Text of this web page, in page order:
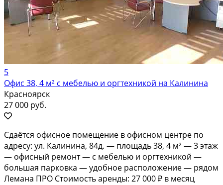
5
Офис 38, 4 м² с мебелью и оргтехникой на Калинина
Красноярск
27 000 руб.
Сдаётся офисное помещение в офисном центре по
адресу: ул. Калинина, 84д. — площадь 38, 4 м² — 3 этаж
— офисный ремонт — с мебелью и оргтехникой —
большая парковка — удобное расположение — рядом
Лемана ПРО Стоимость аренды: 27 000 ₽ в месяц